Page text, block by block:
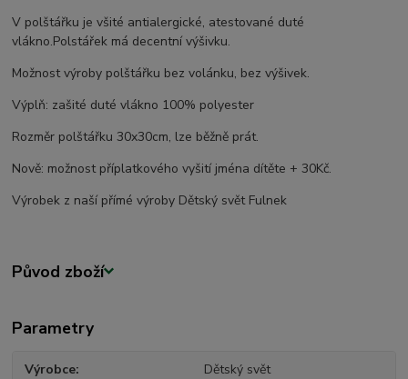
V polštářku je všité antialergické, atestované duté
vlákno.Polstářek má decentní výšivku.
Možnost výroby polštářku bez volánku, bez výšivek.
Výplň: zašité duté vlákno 100% polyester
Rozměr polštářku 30x30cm, lze běžně prát.
Nově: možnost příplatkového vyšití jména dítěte + 30Kč.
Výrobek z naší přímé výroby Dětský svět Fulnek
Původ zboží
Parametry
Výrobce Dětský svět